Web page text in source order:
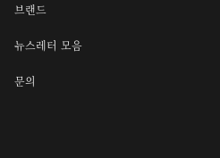
브랜드
뉴스레터 모음
문의